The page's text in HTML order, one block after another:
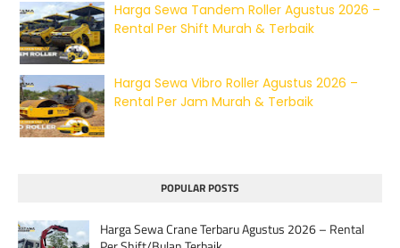
Harga Sewa Tandem Roller Agustus 2026 –
Rental Per Shift Murah & Terbaik
Harga Sewa Vibro Roller Agustus 2026 –
Rental Per Jam Murah & Terbaik
POPULAR POSTS
Harga Sewa Crane Terbaru Agustus 2026 – Rental